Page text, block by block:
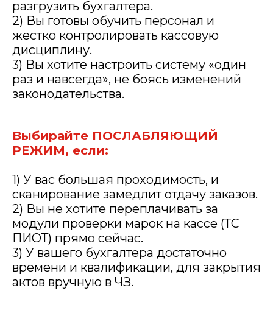
разгрузить бухгалтера.
2) Вы готовы обучить персонал и
жестко контролировать кассовую
дисциплину.
3) Вы хотите настроить систему «один
раз и навсегда», не боясь изменений
законодательства.
Выбирайте ПОСЛАБЛЯЮЩИЙ
РЕЖИМ, если:
1) У вас большая проходимость, и
сканирование замедлит отдачу заказов.
2) Вы не хотите переплачивать за
модули проверки марок на кассе (ТС
ПИОТ) прямо сейчас.
3) У вашего бухгалтера достаточно
времени и квалификации, для закрытия
актов вручную в ЧЗ.